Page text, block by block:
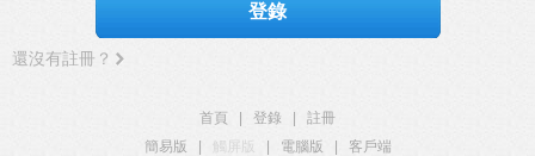
登錄
還沒有註冊？
首頁 登錄
註冊
簡易版
觸屏版 電腦版
客戶端